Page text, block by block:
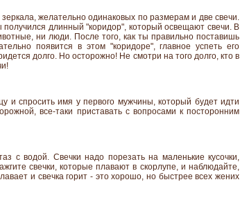
желательно одинаковых по размерам и две свечи.
получился длинный "коридор", который освещают свечи. В
ни люди. После того, как ты правильно поставишь
появится в этом "коридоре", главное успеть его
долго. Но осторожно! Не смотри на того долго, кто в
и спросить имя у первого мужчины, который будет идти
все-таки приставать с вопросами к посторонним
с водой. Свечки надо порезать на маленькие кусочки,
свечки, которые плавают в скорлупе, и наблюдайте,
и свечка горит - это хорошо, но быстрее всех жених